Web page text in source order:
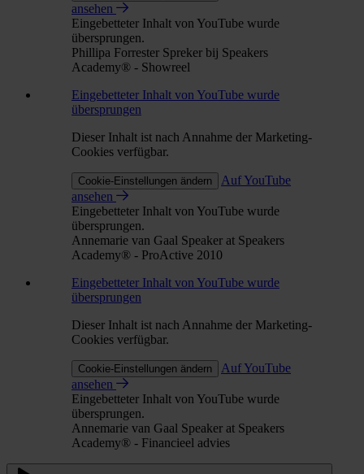
ansehen
Eingebetteter Inhalt von YouTube wurde
übersprungen.
Phillipa Forrester Spreker bij Speakers
Academy® - Showreel
Eingebetteter Inhalt von YouTube wurde
übersprungen
Dieser Inhalt ist nach Annahme der Marketing-
Cookies verfügbar.
Cookie-Einstellungen ändern
Auf YouTube
ansehen
Eingebetteter Inhalt von YouTube wurde
übersprungen.
Annemarie van Gaal Speaker at Speakers
Academy® - ProActive 2010
Eingebetteter Inhalt von YouTube wurde
übersprungen
Dieser Inhalt ist nach Annahme der Marketing-
Cookies verfügbar.
Cookie-Einstellungen ändern
Auf YouTube
ansehen
Eingebetteter Inhalt von YouTube wurde
übersprungen.
Annemarie van Gaal Speaker at Speakers
Academy® - Financieel advies